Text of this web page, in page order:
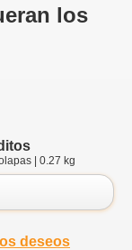
los
| 0.27 kg
deseos